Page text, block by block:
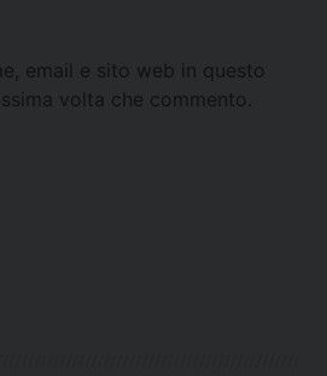
email e sito web in questo
volta che commento.